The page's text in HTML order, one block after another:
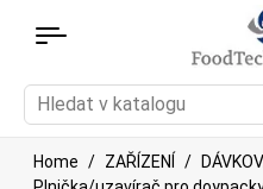
Home ZAŘÍZENÍ